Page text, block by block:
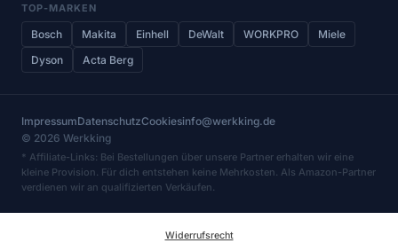
TOP-MARKEN
Bosch Makita Einhell DeWalt WORKPRO
Miele
Dyson
Acta Berg
ImpressumDatenschutzCookiesinfo@werkking.de
© 2026 Werkking
* Affiliate-Links: Bei Bestellungen über unsere Partner erhalten wir eine
kleine Provision. Für dich entstehen keine Mehrkosten. Als Amazon-Partner
verdienen wir an qualifizierten Verkäufen.
Widerrufsrecht